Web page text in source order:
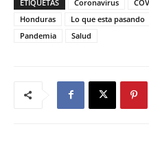
ETIQUETAS Coronavirus
Honduras
Lo que esta pasando
Pandemia
Salud